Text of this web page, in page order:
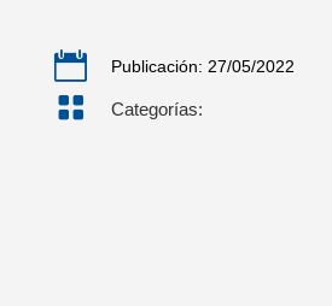
 Publicación: 27/05/2022
 Categorías: